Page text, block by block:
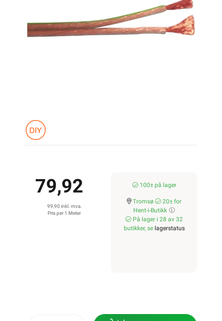
79,92
99,90 inkl. mva.
Pris per 1 Meter
100± på lager
Tromsø
20± for
Hent-i-Butikk
På lager i 28 av 32
butikker, se lagerstatus